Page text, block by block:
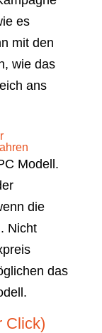
es
mit den
wie das
ans
Modell.
die
Nicht
das
Click)